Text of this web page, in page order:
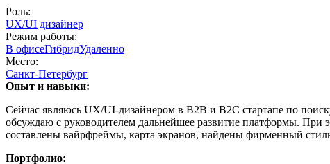
Роль:
UX/UI дизайнер
Режим работы:
В офисеГибридУдаленно
Место:
Санкт-Петербург
Опыт и навыки:
Сейчас являюсь UX/UI-дизайнером в B2B и B2C стартапе по
обсуждаю с руководителем дальнейшее развитие платформы. При
составлены вайрфреймы, карта экранов, найдены фирменный
Портфолио: